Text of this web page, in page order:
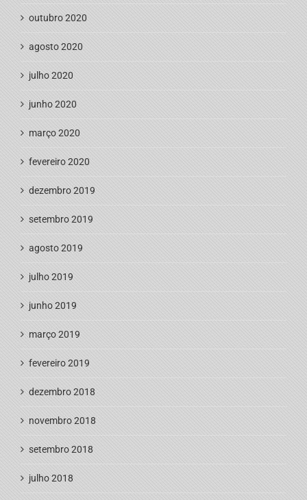
outubro 2020
agosto 2020
julho 2020
junho 2020
março 2020
fevereiro 2020
dezembro 2019
setembro 2019
agosto 2019
julho 2019
junho 2019
março 2019
fevereiro 2019
dezembro 2018
novembro 2018
setembro 2018
julho 2018